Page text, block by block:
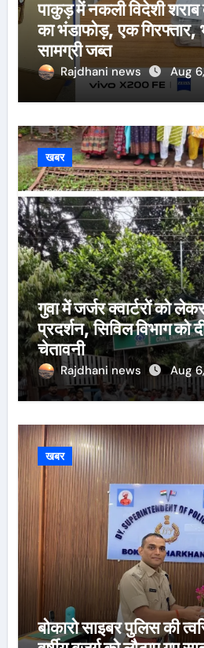
पाकुड़ में नकली विदेशी
का भंडाफोड़, एक गिरफ्तार,
सामग्री जब्त
Rajdhani news Aug
खबर
गुवा में जर्जर क्वार्टरों को
प्रदर्शन, सिविल विभाग को
चेतावनी
Rajdhani news Aug
खबर
बोकारो साइबर पुलिस की